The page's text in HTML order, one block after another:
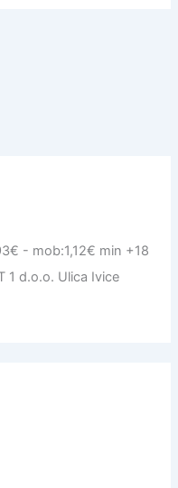
- mob:1,12€ min +18
1 d.o.o. Ulica Ivice